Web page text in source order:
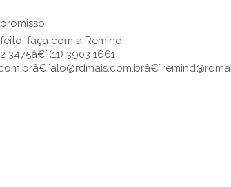
faça com a Remind.
3475â€¨(11) 3903 1661